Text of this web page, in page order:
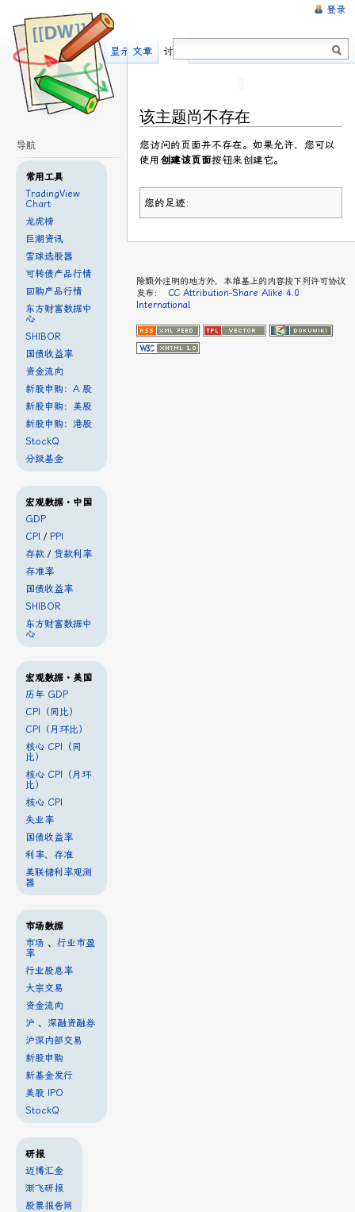
该主题尚不存在
您访问的页面并不存在。如果允许，您可以
使用 创建该页面按钮来创建它。
您的足迹:
登录
文章 讨论
显示源文件
导航
常用工具
TradingView
Chart
龙虎榜
巨潮资讯
雪球选股器
可转债产品行情
回购产品行情
东方财富数据中
心
SHIBOR
国债收益率
资金流向
新股申购：A 股
新股申购：美股
新股申购：港股
StockQ
分级基金
宏观数据・中国
GDP
CPI / PPI
存款 / 贷款利率
存准率
国债收益率
SHIBOR
东方财富数据中
心
宏观数据・美国
历年 GDP
CPI（同比）
CPI（月环比）
核心 CPI（同
比）
核心 CPI（月环
比）
核心 CPI
失业率
国债收益率
利率、存准
美联储利率观测
器
市场数据
市场 、 行业市盈
率
行业股息率
大宗交易
资金流向
沪 、 深融资融券
沪深内部交易
新股申购
新基金发行
美股 IPO
StockQ
研报
迈博汇金
渐飞研报
股票报告网
除额外注明的地方外，本维基上的内容按下列许可协议
发布：
CC Attribution-Share Alike 4.0
International